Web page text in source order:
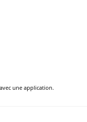
une application.